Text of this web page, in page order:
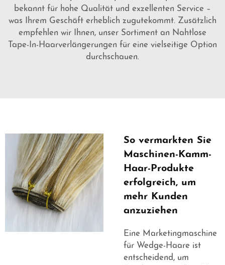
bekannt für hohe Qualität und exzellenten Service –
was Ihrem Geschäft erheblich zugutekommt. Zusätzlich
empfehlen wir Ihnen, unser Sortiment an Nahtlose
Tape-In-Haarverlängerungen für eine vielseitige Option
durchschauen.
So vermarkten Sie
Maschinen-Kamm-
Haar-Produkte
erfolgreich, um
mehr Kunden
anzuziehen
Eine Marketingmaschine
für Wedge-Haare ist
entscheidend, um